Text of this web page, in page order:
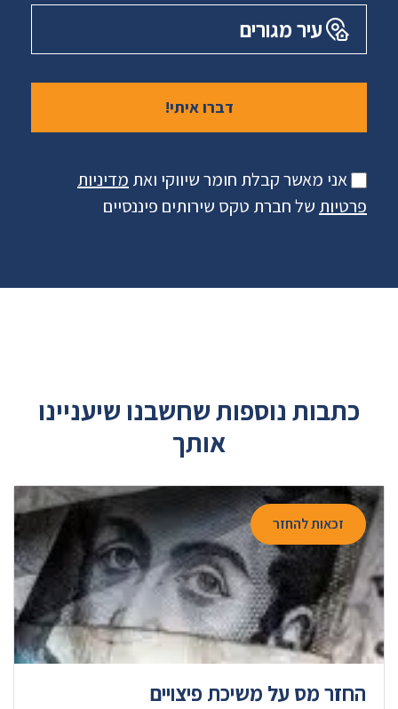
עיר מגורים
אני מאשר קבלת חומר שיווקי ואת מדיניות
פרטיות של חברת טקס שירותים פיננסיים
כתבות נוספות שחשבנו שיעניינו
אותך
זכאות להחזר
החזר מס על משיכת פיצויים